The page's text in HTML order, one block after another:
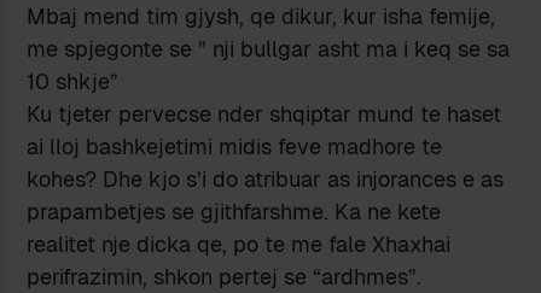
Mbaj mend tim gjysh, qe dikur, kur isha femije,
me spjegonte se ” nji bullgar asht ma i keq se sa
10 shkje”
Ku tjeter pervecse nder shqiptar mund te haset
ai lloj bashkejetimi midis feve madhore te
kohes? Dhe kjo s’i do atribuar as injorances e as
prapambetjes se gjithfarshme. Ka ne kete
realitet nje dicka qe, po te me fale Xhaxhai
perifrazimin, shkon pertej se “ardhmes”.